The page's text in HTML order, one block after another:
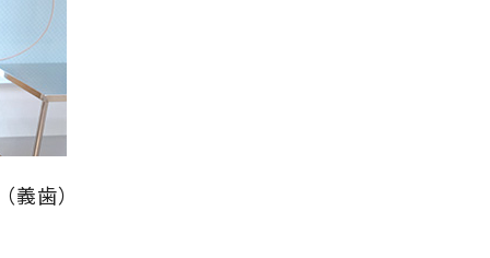
歯）